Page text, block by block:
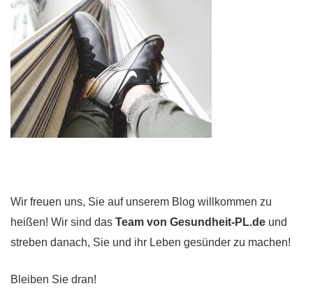
Wir freuen uns, Sie auf unserem Blog willkommen zu
heißen! Wir sind das Team von Gesundheit-PL.de und
streben danach, Sie und ihr Leben gesünder zu machen!
Bleiben Sie dran!